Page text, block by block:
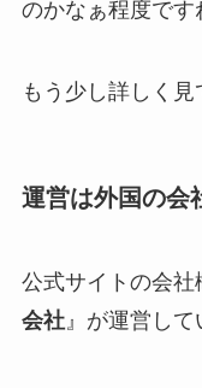
のかなぁ程度です
もう少し詳しく見
運営は外国の会
公式サイトの会社
会社』が運営して